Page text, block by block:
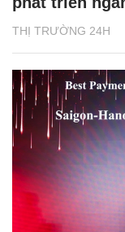
THỊ TRƯỜNG 24H